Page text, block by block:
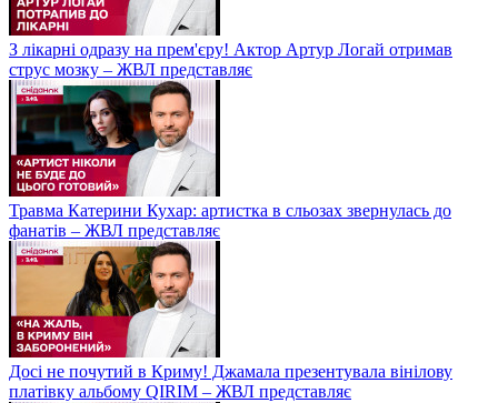
З лікарні одразу на прем'єру! Актор Артур Логай отримав
струс мозку – ЖВЛ представляє
Травма Катерини Кухар: артистка в сльозах звернулась до
фанатів – ЖВЛ представляє
Досі не почутий в Криму! Джамала презентувала вінілову
платівку альбому QIRIM – ЖВЛ представляє